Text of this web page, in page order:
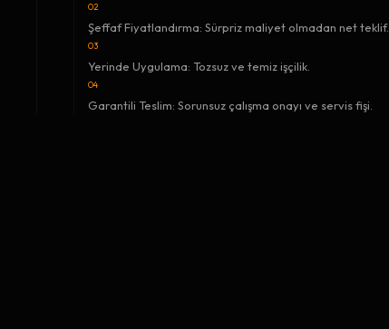
02
Şeffaf Fiyatlandırma: Sürpriz maliyet olmadan net teklif.
03
Yerinde Uygulama: Tozsuz ve temiz işçilik.
04
Garantili Teslim: Sorunsuz çalışma onayı ve servis fişi.